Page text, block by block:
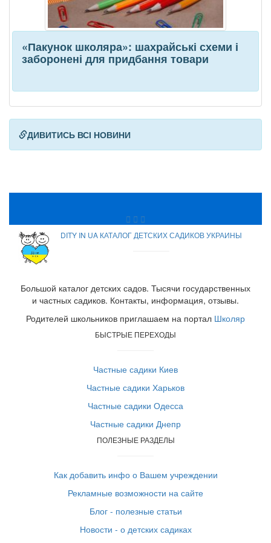
«Пакунок школяра»: шахрайські схеми і
заборонені для придбання товари
ДИВИТИСЬ ВСІ НОВИНИ
DITY IN UA КАТАЛОГ ДЕТСКИХ САДИКОВ УКРАИНЫ
Большой каталог детских садов. Тысячи государственных
и частных садиков. Контакты, информация, отзывы.
Родителей школьников приглашаем на портал Школяр
БЫСТРЫЕ ПЕРЕХОДЫ
Частные садики Киев
Частные садики Харьков
Частные садики Одесса
Частные садики Днепр
ПОЛЕЗНЫЕ РАЗДЕЛЫ
Как добавить инфо о Вашем учреждении
Рекламные возможности на сайте
Блог - полезные статьи
Новости - о детских садиках